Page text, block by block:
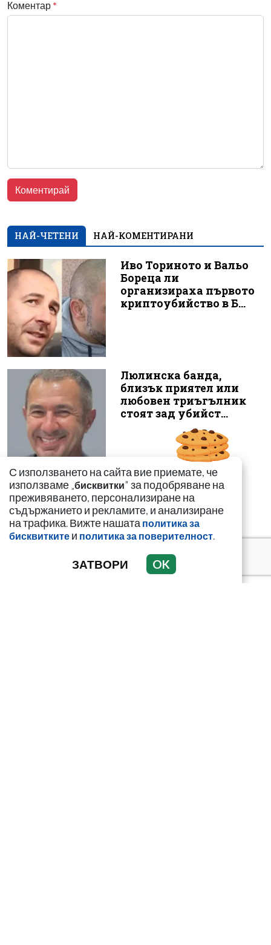
Коментар *
НАЙ-ЧЕТЕНИ НАЙ-КОМЕНТИРАНИ
Иво Ториното и Вальо
Бореца ли
организираха първото
криптоубийство в Б...
Люлинска банда,
близък приятел или
любовен триъгълник
стоят зад убийст...
Случаят с Ива
Михайлова влиза в
Народното събрание
С използването на сайта вие приемате, че
използваме „бисквитки" за подобряване на
преживяването, персонализиране на
съдържанието и рекламите, и анализиране
на трафика. Вижте нашата политика за
бисквитките и политика за поверителност.
ЗАТВОРИ OK